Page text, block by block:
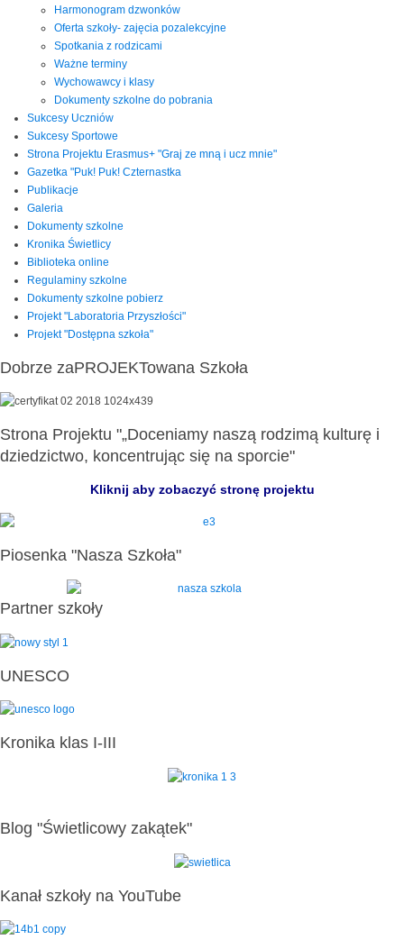
Harmonogram dzwonków
Oferta szkoły- zajęcia pozalekcyjne
Spotkania z rodzicami
Ważne terminy
Wychowawcy i klasy
Dokumenty szkolne do pobrania
Sukcesy Uczniów
Sukcesy Sportowe
Strona Projektu Erasmus+ "Graj ze mną i ucz mnie"
Gazetka "Puk! Puk! Czternastka
Publikacje
Galeria
Dokumenty szkolne
Kronika Świetlicy
Biblioteka online
Regulaminy szkolne
Dokumenty szkolne pobierz
Projekt "Laboratoria Przyszłości"
Projekt "Dostępna szkoła"
Dobrze zaPROJEKTowana Szkoła
Strona Projektu "„Doceniamy naszą rodzimą kulturę i
dziedzictwo, koncentrując się na sporcie"
Kliknij aby zobaczyć stronę projektu
Piosenka "Nasza Szkoła"
Partner szkoły
UNESCO
Kronika klas I-III
Blog "Świetlicowy zakątek"
Kanał szkoły na YouTube